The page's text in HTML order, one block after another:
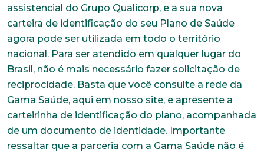
assistencial do Grupo Qualicorp, e a sua nova
carteira de identificação do seu Plano de Saúde
agora pode ser utilizada em todo o território
nacional. Para ser atendido em qualquer lugar do
Brasil, não é mais necessário fazer solicitação de
reciprocidade. Basta que você consulte a rede da
Gama Saúde, aqui em nosso site, e apresente a
carteirinha de identificação do plano, acompanhada
de um documento de identidade. Importante
ressaltar que a parceria com a Gama Saúde não é